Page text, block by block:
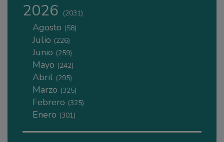
2026 (2031)
Agosto (58)
Julio (226)
Junio (259)
Mayo (242)
Abril (295)
Marzo (325)
Febrero (325)
Enero (301)